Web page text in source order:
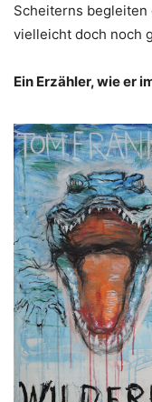
Scheiterns begleiten
vielleicht doch noch
Ein Erzähler, wie er